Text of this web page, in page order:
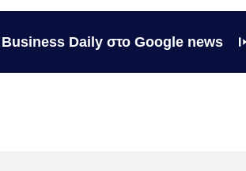
Daily στο Google news